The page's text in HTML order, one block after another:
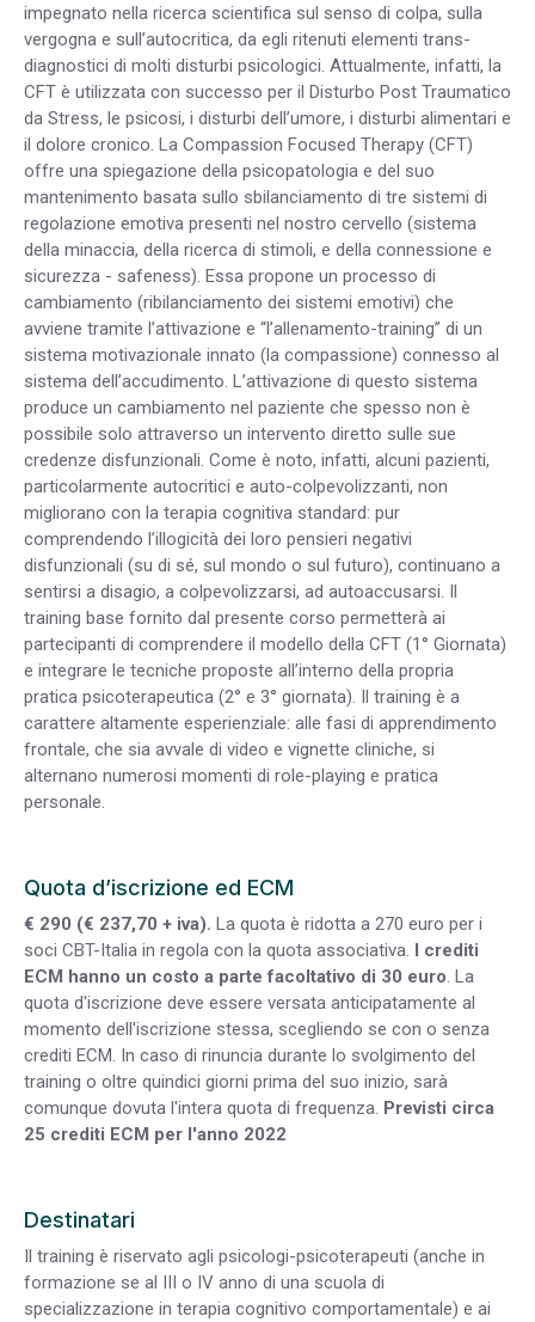
impegnato nella ricerca scientifica sul senso di colpa, sulla
vergogna e sull’autocritica, da egli ritenuti elementi trans-
diagnostici di molti disturbi psicologici. Attualmente, infatti, la
CFT è utilizzata con successo per il Disturbo Post Traumatico
da Stress, le psicosi, i disturbi dell’umore, i disturbi alimentari e
il dolore cronico. La Compassion Focused Therapy (CFT)
offre una spiegazione della psicopatologia e del suo
mantenimento basata sullo sbilanciamento di tre sistemi di
regolazione emotiva presenti nel nostro cervello (sistema
della minaccia, della ricerca di stimoli, e della connessione e
sicurezza - safeness). Essa propone un processo di
cambiamento (ribilanciamento dei sistemi emotivi) che
avviene tramite l’attivazione e “l’allenamento-training” di un
sistema motivazionale innato (la compassione) connesso al
sistema dell’accudimento. L’attivazione di questo sistema
produce un cambiamento nel paziente che spesso non è
possibile solo attraverso un intervento diretto sulle sue
credenze disfunzionali. Come è noto, infatti, alcuni pazienti,
particolarmente autocritici e auto-colpevolizzanti, non
migliorano con la terapia cognitiva standard: pur
comprendendo l’illogicità dei loro pensieri negativi
disfunzionali (su di sé, sul mondo o sul futuro), continuano a
sentirsi a disagio, a colpevolizzarsi, ad autoaccusarsi. Il
training base fornito dal presente corso permetterà ai
partecipanti di comprendere il modello della CFT (1° Giornata)
e integrare le tecniche proposte all’interno della propria
pratica psicoterapeutica (2° e 3° giornata). Il training è a
carattere altamente esperienziale: alle fasi di apprendimento
frontale, che sia avvale di video e vignette cliniche, si
alternano numerosi momenti di role-playing e pratica
personale.
Quota d’iscrizione ed ECM
€ 290 (€ 237,70 + iva). La quota è ridotta a 270 euro per i
soci CBT-Italia in regola con la quota associativa.
I crediti
ECM hanno un costo a parte facoltativo di 30 euro. La
quota d'iscrizione deve essere versata anticipatamente al
momento dell'iscrizione stessa, scegliendo se con o senza
crediti ECM. In caso di rinuncia durante lo svolgimento del
training o oltre quindici giorni prima del suo inizio, sarà
comunque dovuta l'intera quota di frequenza. Previsti circa
25 crediti ECM per l'anno 2022
Destinatari
Il training è riservato agli psicologi-psicoterapeuti (anche in
formazione se al III o IV anno di una scuola di
specializzazione in terapia cognitivo comportamentale) e ai